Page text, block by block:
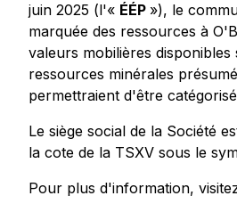
juin 2025 (l'« ÉÉP »), le
marquée des ressources à
valeurs mobilières disponibles
ressources minérales
permettraient d'être
Le siège social de la Société
la cote de la TSXV sous le
Pour plus d'information,